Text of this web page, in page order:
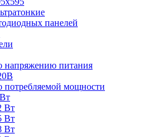
панелей
напряжению питания
мощности
Вт
Вт
Вт